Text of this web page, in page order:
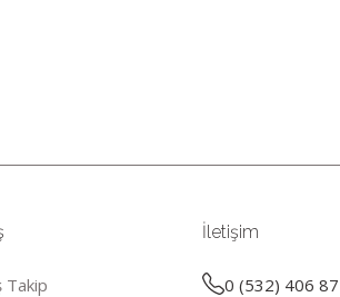
açıklamasında eksik bilgiler bulunuyor.
Ürün bilgilerinde hatalar bulunuyor.
Takip
İletişim
0 (532) 406